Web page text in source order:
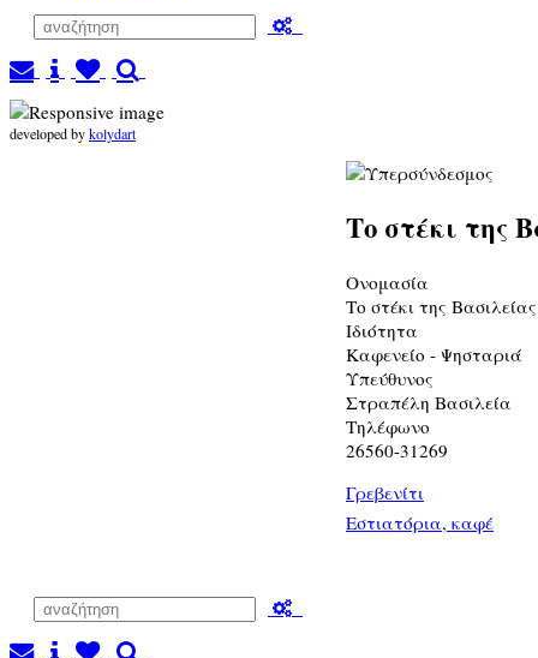
developed bykolydart
Το στέκι της
Ονομασία
Το στέκι της Βασιλείας
Ιδιότητα
Καφενείο - Ψησταριά
Υπεύθυνος
Στραπέλη Βασιλεία
Τηλέφωνο
26560-31269
Γρεβενίτι
Εστιατόρια, καφέ